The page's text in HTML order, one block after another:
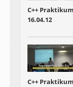
C++
16.04.12
C++